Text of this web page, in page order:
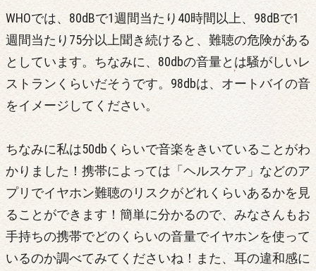
WHOでは、80dBで1週間当たり40時間以上、98dBで1
週間当たり75分以上聞き続けると、難聴の危険がある
としています。ちなみに、80dbの音量とは騒がしいレ
ストランくらいだそうです。98dbは、オートバイの音
をイメージしてください。
ちなみに私は50dbくらいで音楽をきいていることがわ
かりました！携帯によっては「ヘルスケア」などのア
プリでイヤホン難聴のリスクがどれくらいあるかを見
ることができます！簡単に分かるので、みなさんもお
手持ちの携帯でどのくらいの音量でイヤホンを使って
いるのか調べてみてくださいね！また、耳の違和感に